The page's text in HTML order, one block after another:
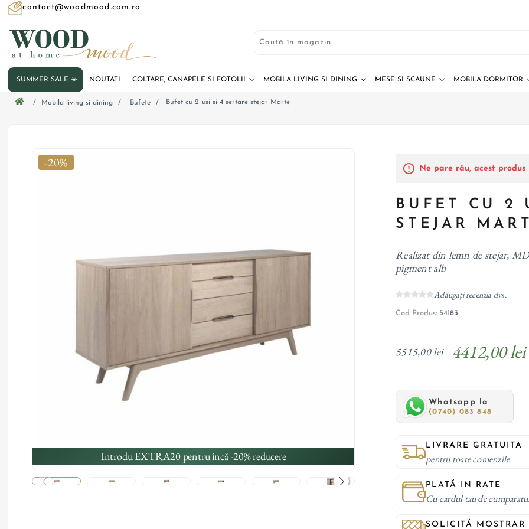
contact@woodmood.com.ro
SUMMER SALE ☀️ NOUTATI COLTARE, CANAPELE SI FOTOLII MOBILA LIVING SI DINING MESE SI SCAUNE MOBILA DORMITOR
/ Mobila living si dining / Bufete / Bufet cu 2 usi si 4 sertare stejar Marte
-20%
Introdu EXTRA20 pentru încă -20% reducere
Ne pare rău, acest
BUFET CU 2
STEJAR
Realizat din lemn de stejar,
pigment alb
Adăugați recenzia dvs.
Cod Produs: 54183
5515,00 lei 4412,00 lei
Whatsapp la
(0740) 083 848
LIVRARE GRATUITA
pentru toate comenzile
PLATĂ IN RATE
Cu cardul tau de
SOLICITĂ MOSTRAR